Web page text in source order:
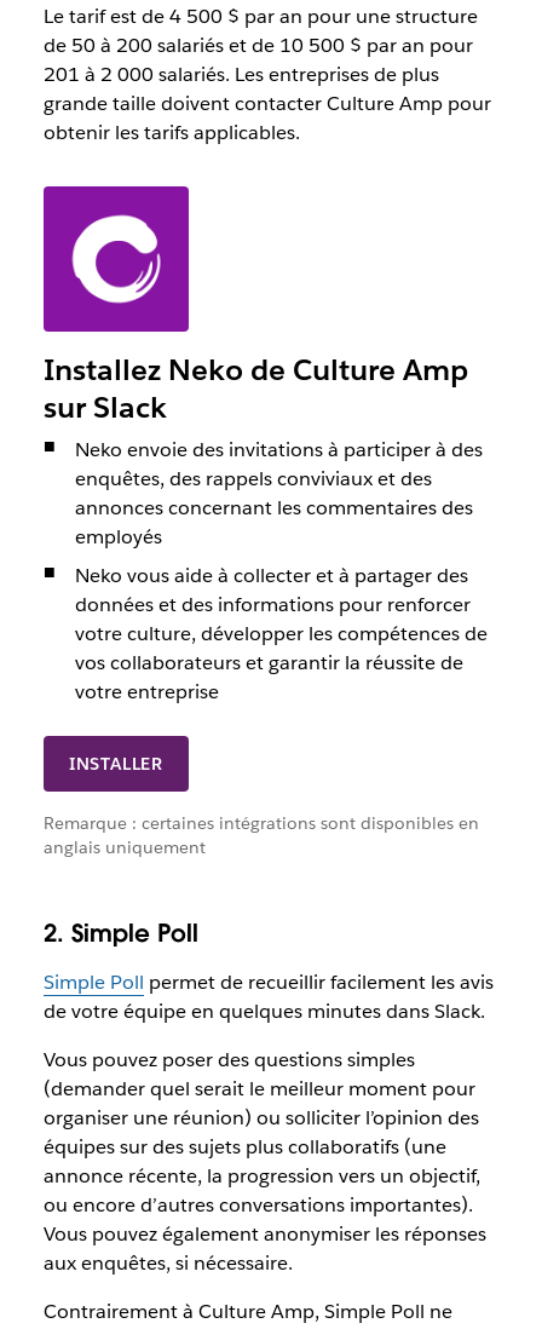
Le tarif est de 4 500 $ par an pour une structure
de 50 à 200 salariés et de 10 500 $ par an pour
201 à 2 000 salariés. Les entreprises de plus
grande taille doivent contacter Culture Amp pour
obtenir les tarifs applicables.
INSTALLER
Installez Neko de Culture Amp
sur Slack
Neko envoie des invitations à participer à des
enquêtes, des rappels conviviaux et des
annonces concernant les commentaires des
employés
Neko vous aide à collecter et à partager des
données et des informations pour renforcer
votre culture, développer les compétences de
vos collaborateurs et garantir la réussite de
votre entreprise
Remarque : certaines intégrations sont disponibles en
anglais uniquement
2. Simple Poll
Simple Poll permet de recueillir facilement les avis
de votre équipe en quelques minutes dans Slack.
Vous pouvez poser des questions simples
(demander quel serait le meilleur moment pour
organiser une réunion) ou solliciter l’opinion des
équipes sur des sujets plus collaboratifs (une
annonce récente, la progression vers un objectif,
ou encore d’autres conversations importantes).
Vous pouvez également anonymiser les réponses
aux enquêtes, si nécessaire.
Contrairement à Culture Amp, Simple Poll ne